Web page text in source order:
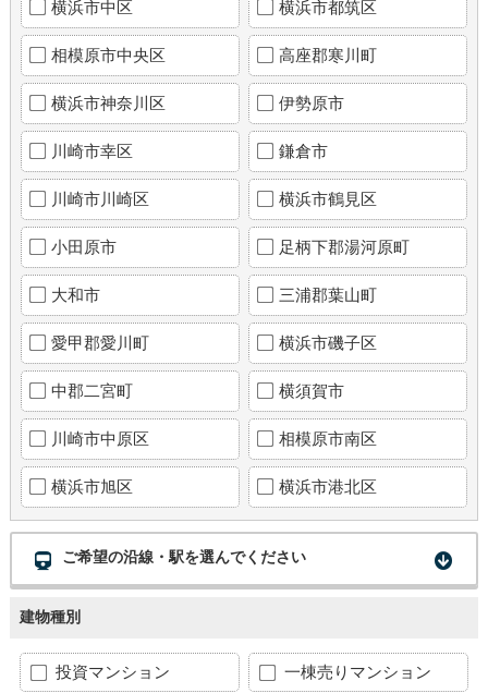
横浜市中区 横浜市都筑区
相模原市中央区 高座郡寒川町
横浜市神奈川区 伊勢原市
川崎市幸区 鎌倉市
川崎市川崎区 横浜市鶴見区
小田原市 足柄下郡湯河原町
大和市 三浦郡葉山町
愛甲郡愛川町 横浜市磯子区
中郡二宮町 横須賀市
川崎市中原区 相模原市南区
横浜市旭区 横浜市港北区
ご希望の沿線・駅を選んでください
建物種別
投資マンション 一棟売りマンション